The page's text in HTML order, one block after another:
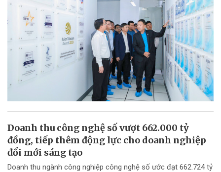
Doanh thu công nghệ số vượt 662.000 tỷ
đồng, tiếp thêm động lực cho doanh nghiệp
đổi mới sáng tạo
Doanh thu ngành công nghiệp công nghệ số ước đạt 662.724 tỷ